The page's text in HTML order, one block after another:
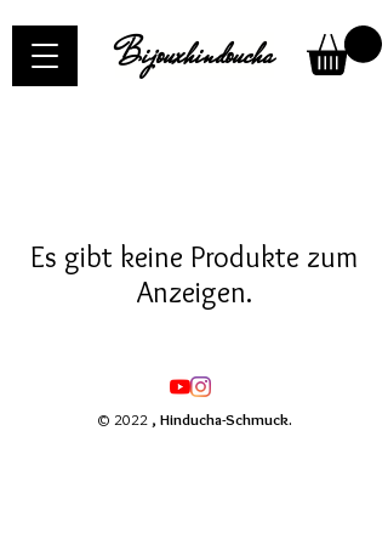
Bijouxhindoucha
Es gibt keine Produkte zum
Anzeigen.
© 2022 , Hinducha-Schmuck.